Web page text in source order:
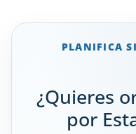
PLANIFICA
¿Quieres
por